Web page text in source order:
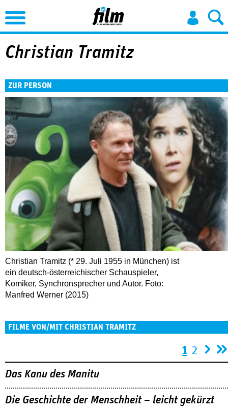
Jump to Navigation
Christian Tramitz
ZUR PERSON
Christian Tramitz (* 29. Juli 1955 in München) ist
ein deutsch-österreichischer Schauspieler,
Komiker, Synchronsprecher und Autor. Foto:
Manfred Werner (2015)
FILME VON/MIT CHRISTIAN TRAMITZ
1 2
Das Kanu des Manitu
Die Geschichte der Menschheit – leicht gekürzt